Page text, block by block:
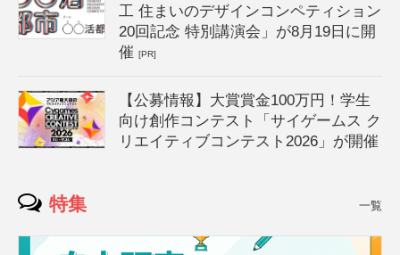
工 住まいのデザインコンペティション
20回記念 特別講演会」が8月19日に開
催[PR]
【公募情報】大賞賞金100万円！学生
向け創作コンテスト「サイゲームス ク
リエイティブコンテスト2026」が開催
特集 一覧